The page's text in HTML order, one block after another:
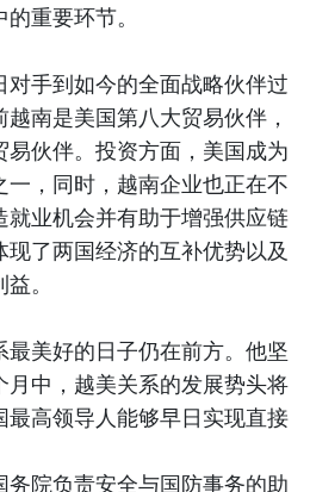
重要环节。
手到如今的全面战略伙伴过
南是美国第八大贸易伙伴，
伙伴。投资方面，美国成为
，同时，越南企业也正在不
就业机会并有助于增强供应链
了两国经济的互补优势以及
。
美好的日子仍在前方。他坚
中，越美关系的发展势头将
高领导人能够早日实现直接
院负责安全与国防事务的助